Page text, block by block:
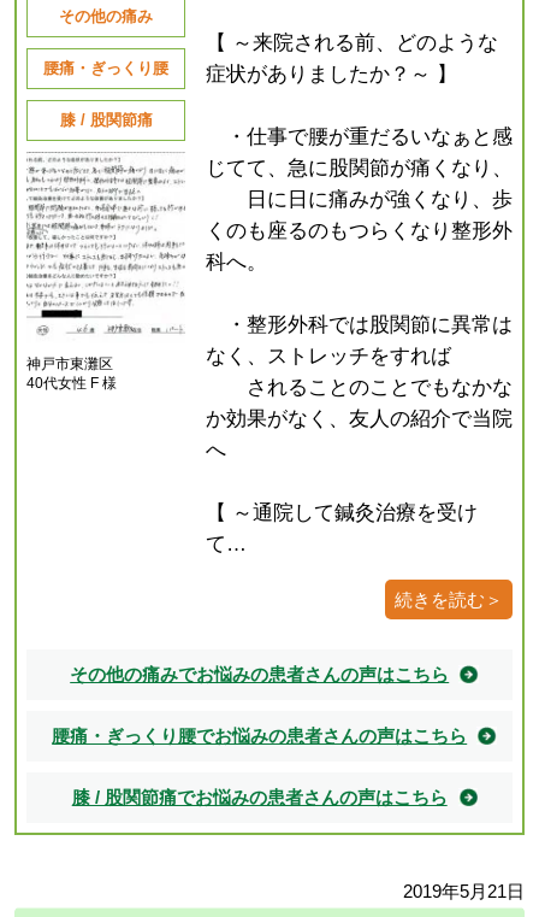
その他の痛み
腰痛・ぎっくり腰
膝 / 股関節痛
神戸市東灘区
40代女性 F 様
【 ～来院される前、どのような
症状がありましたか？～ 】
・仕事で腰が重だるいなぁと感
じてて、急に股関節が痛くなり、
日に日に痛みが強くなり、歩
くのも座るのもつらくなり整形外
科へ。
・整形外科では股関節に異常は
なく、ストレッチをすれば
されることのことでもなかな
か効果がなく、友人の紹介で当院
へ
【 ～通院して鍼灸治療を受け
て…
続きを読む＞
その他の痛みでお悩みの患者さんの声はこちら
腰痛・ぎっくり腰でお悩みの患者さんの声はこちら
膝 / 股関節痛でお悩みの患者さんの声はこちら
2019年5月21日